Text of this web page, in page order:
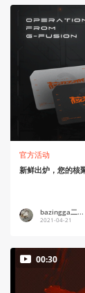
官方活动
新鲜出炉，您的核
bazingga二...
2021-04-21
00:30